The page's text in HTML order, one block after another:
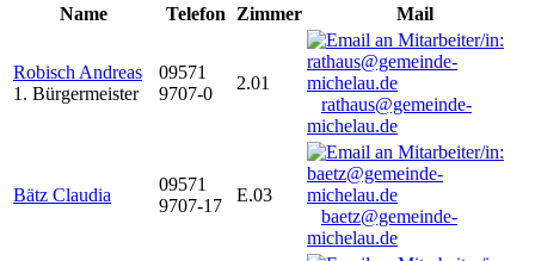
Name
Telefon Zimmer Mail
Robisch Andreas
1. Bürgermeister
09571
9707-0
2.01
rathaus@gemeinde-
michelau.de
Bätz Claudia
09571
9707-17
E.03
baetz@gemeinde-
michelau.de